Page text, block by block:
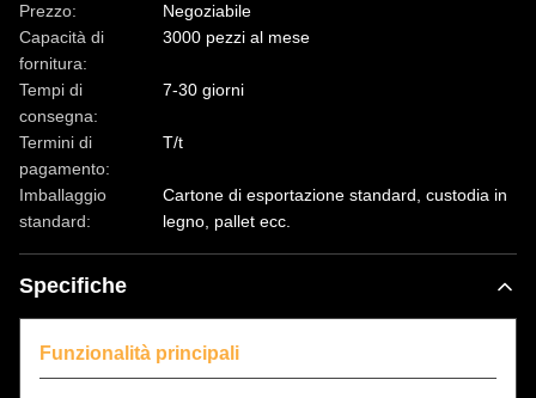
Prezzo:
Negoziabile
Capacità di
fornitura:
3000 pezzi al mese
Tempi di
consegna:
7-30 giorni
Termini di
pagamento:
T/t
Imballaggio
standard:
Cartone di esportazione standard, custodia in
legno, pallet ecc.
Specifiche
Funzionalità principali